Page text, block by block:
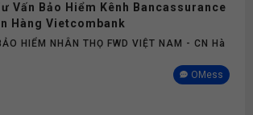
Vấn Bảo Hiểm Kênh Bancassurance
Hàng Vietcombank
HIỂM NHÂN THỌ FWD VIỆT NAM - CN Hà
OMess